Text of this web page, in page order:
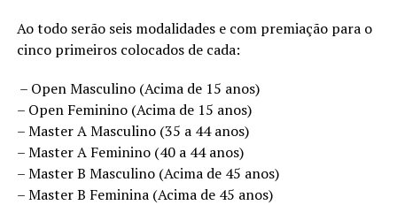
Ao todo serão seis modalidades e com premiação para o
cinco primeiros colocados de cada:
– Open Masculino (Acima de 15 anos)
– Open Feminino (Acima de 15 anos)
– Master A Masculino (35 a 44 anos)
– Master A Feminino (40 a 44 anos)
– Master B Masculino (Acima de 45 anos)
– Master B Feminina (Acima de 45 anos)